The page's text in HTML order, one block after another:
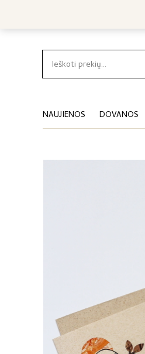
Ieškoti:
NAUJIENOS DOVANOS